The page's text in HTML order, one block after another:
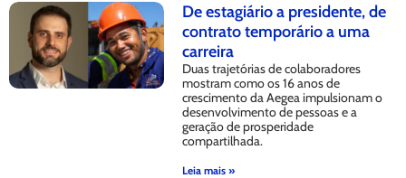
De estagiário a presidente, de
contrato temporário a uma
carreira
Duas trajetórias de colaboradores
mostram como os 16 anos de
crescimento da Aegea impulsionam o
desenvolvimento de pessoas e a
geração de prosperidade
compartilhada.
Leia mais »